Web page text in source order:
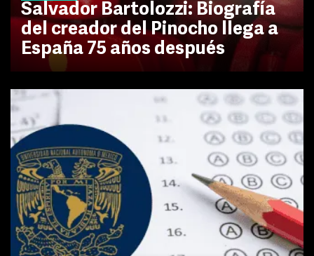
Salvador Bartolozzi: Biografía
del creador del Pinocho llega a
España 75 años después